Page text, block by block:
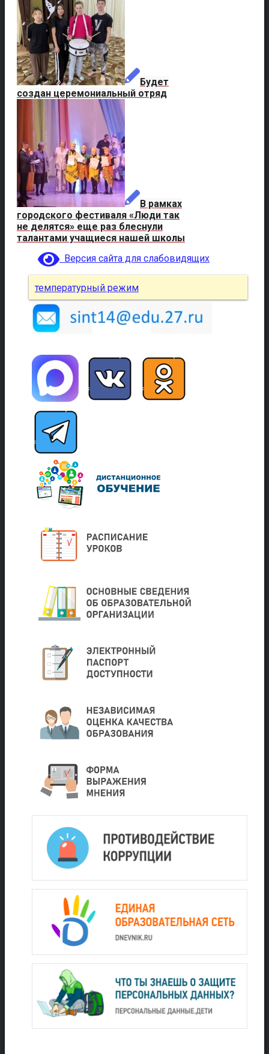
Будет
создан церемониальный отряд
В рамках
городского фестиваля «Люди так
не делятся» еще раз блеснули
талантами учащиеся нашей школы
Версия сайта для слабовидящих
температурный режим